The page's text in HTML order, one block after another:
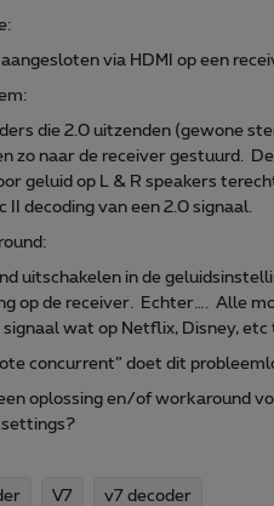
aangesloten via HDMI op een
die 2.0 uitzenden (gewone
zo naar de receiver gestuurd.
geluid op L & R speakers
II decoding van een 2.0 signaal.
uitschakelen in de
op de receiver. Echter…. Alle
signaal wat op Netflix, Disney,
concurrent” doet dit
oplossing en/of workaround
V7 v7 decoder